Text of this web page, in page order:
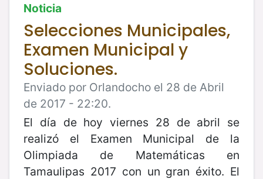
Noticia
Selecciones Municipales,
Examen Municipal y
Soluciones.
Enviado por Orlandocho el 28 de Abril
de 2017 - 22:20.
El día de hoy viernes 28 de abril se
realizó el Examen Municipal de la
Olimpiada de Matemáticas en
Tamaulipas 2017 con un gran éxito. El